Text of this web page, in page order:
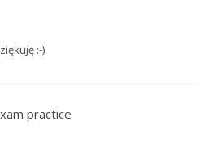
:-)
practice